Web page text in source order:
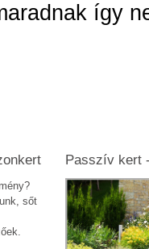
így
sőt
Passzív kert